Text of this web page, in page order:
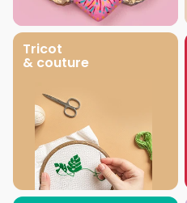
Tricot
& couture